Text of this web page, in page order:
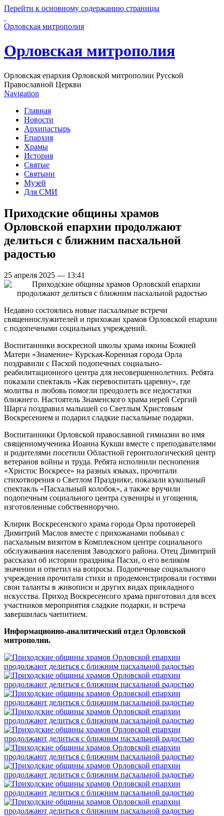
Перейти к основному содержанию страницы
Орловская митрополия
Орловская митрополия
Орловская епархия Орловской митрополии Русской
Православной Церкви
Navigation
Главная
Новости
Архипастырь
Епархия
Храмы
История
Святые
Святыни
Музей
Для СМИ
Приходские общины храмов
Орловской епархии продолжают
делиться с ближним пасхальной
радостью
25 апреля 2025 — 13:41
Недавно состоялись новые пасхальные встречи
священнослужителей и прихожан храмов Орловской епархии
с подопечными социальных учреждений.
Воспитанники воскресной школы храма иконы Божией
Матери «Знамение» Курская-Коренная города Орла
поздравили с Пасхой подопечных социально-
реабилитационного центра для несовершеннолетних. Ребята
показали спектакль «Как перевоспитать царевну», где
молитва и любовь помогли преодолеть все недостатки
ближнего. Настоятель Знаменского храма иерей Сергий
Шарга поздравил малышей со Светлым Христовым
Воскресением и подарил сладкие пасхальные подарки.
Воспитанники Орловской православной гимназии во имя
священномученика Иоанна Кукши вместе с преподавателями
и родителями посетили Областной геронтологический центр
ветеранов войны и труда. Ребята исполнили песнопения
«Христос Воскресе» на разных языках, прочитали
стихотворения о Светлом Празднике, показали кукольный
спектакль «Пасхальный колобок», а также вручили
подопечным социального центра сувениры и угощения,
изготовленные собственноручно.
Клирик Воскресенского храма города Орла протоиерей
Димитрий Маслов вместе с прихожанами побывал с
пасхальным визитом в Комплексном центре социального
обслуживания населения Заводского района. Отец Димитрий
рассказал об истории праздника Пасхи, о его великом
значении и ответил на вопросы. Подопечные социального
учреждения прочитали стихи и продемонстрировали гостями
свои таланты в живописи и других видах прикладного
искусства. Приход Воскресенсого храма приготовил для всех
участников мероприятия сладкие подарки, и встреча
завершилась чаепитием.
Информационно-аналитический отдел Орловской
митрополии.